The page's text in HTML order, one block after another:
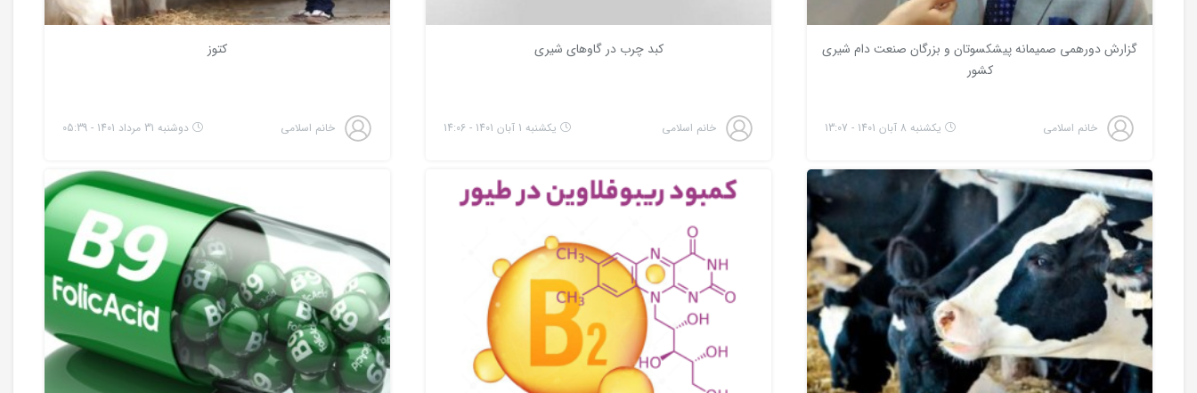
گزارش دورهمی صمیمانه پیشکسوتان و بزرگان صنعت دام شیری
کشور
خانم اسلامی یکشنبه 8 آبان 1401 - 13:07
کبد چرب در گاوهای شیری
خانم اسلامی یکشنبه 1 آبان 1401 - 14:06
کتوز
خانم اسلامی دوشنبه 31 مرداد 1401 - 05:39